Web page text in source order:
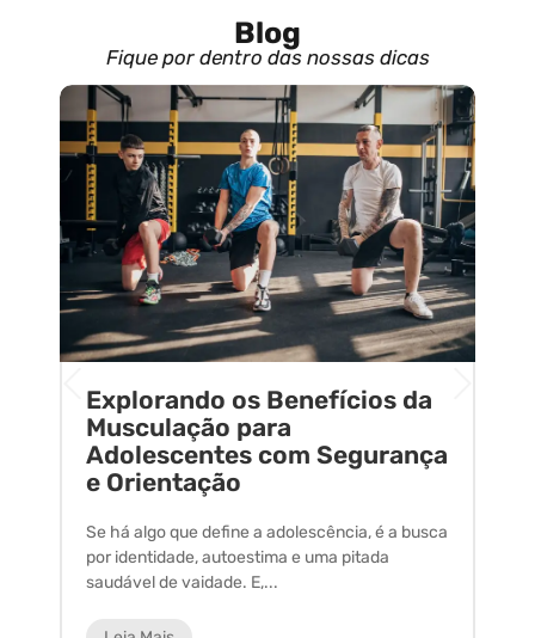
Blog
Fique por dentro das nossas dicas
Explorando os Benefícios da
Musculação para
Adolescentes com Segurança
e Orientação
Se há algo que define a adolescência, é a busca
por identidade, autoestima e uma pitada
saudável de vaidade. E,...